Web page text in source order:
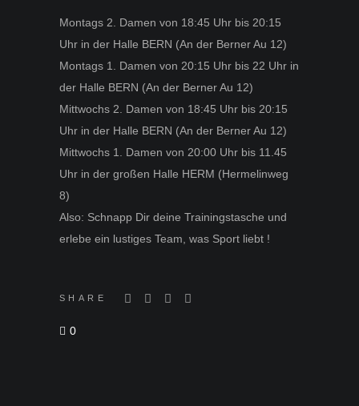
Montags 2. Damen von 18:45 Uhr bis 20:15
Uhr in der Halle BERN (An der Berner Au 12)
Montags 1. Damen von 20:15 Uhr bis 22 Uhr in
der Halle BERN (An der Berner Au 12)
Mittwochs 2. Damen von 18:45 Uhr bis 20:15
Uhr in der Halle BERN (An der Berner Au 12)
Mittwochs 1. Damen von 20:00 Uhr bis 11.45
Uhr in der großen Halle HERM (Hermelinweg
8)
Also: Schnapp Dir deine Trainingstasche und
erlebe ein lustiges Team, was Sport liebt !
SHARE
0